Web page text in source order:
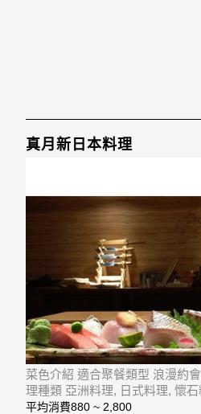
真月新日本料理
菜色介紹 適合聚餐類型 浪漫約
理種類 亞洲料理, 日式料理, 懷
平均消費880 ~ 2,800